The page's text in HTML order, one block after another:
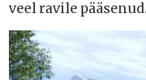
veel ravile